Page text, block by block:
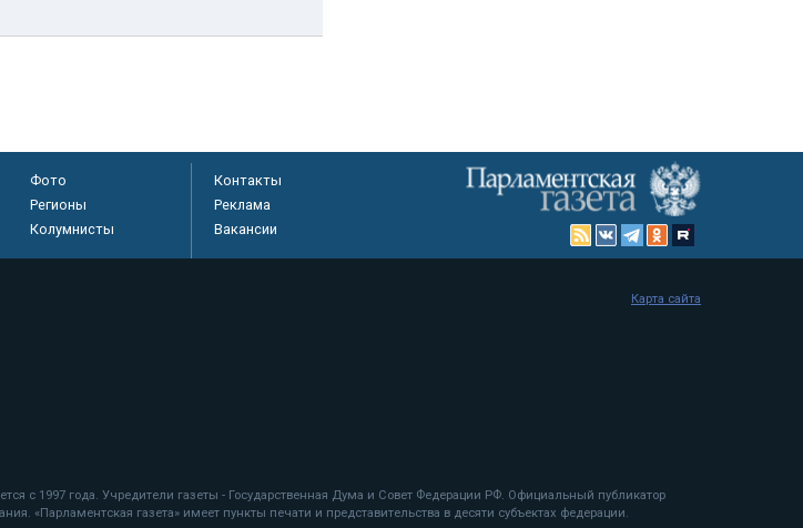
Фото
Регионы
Колумнисты
Контакты
Реклама
Вакансии
с 1997 года. Учредители газеты - Государственная Дума и Совет Федерации РФ. Официальный публикатор
«Парламентская газета» имеет пункты печати и представительства в десяти субъектах федерации.
Карта сайта